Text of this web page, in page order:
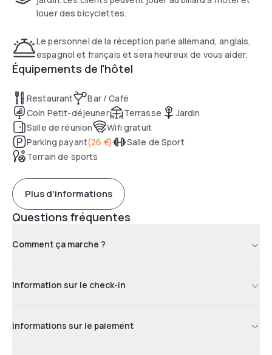
louer des bicyclettes.
Le personnel de la réception parle allemand, anglais,
espagnol et français et sera heureux de vous aider.
Équipements de l'hôtel
Restaurant
Bar / Café
Coin Petit-déjeuner
Terrasse
Jardin
Salle de réunion
Wifi gratuit
Parking payant(26 €)
Salle de Sport
Terrain de sports
Plus d'informations
Questions fréquentes
Comment ça marche ?
Information sur le check-in
Informations sur le paiement